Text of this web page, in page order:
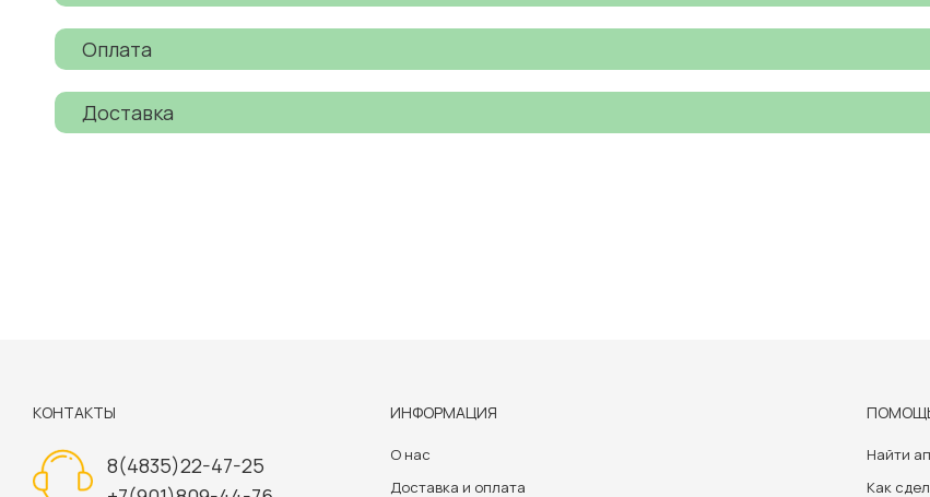
Оплата
Доставка
КОНТАКТЫ
8(4835)22-47-25
ИНФОРМАЦИЯ
О нас
Доставка и оплата
Найти
Как